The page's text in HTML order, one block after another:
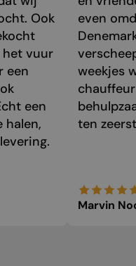
Ook
het vuur
een
een
halen,
even
weekjes
ten
Marvin